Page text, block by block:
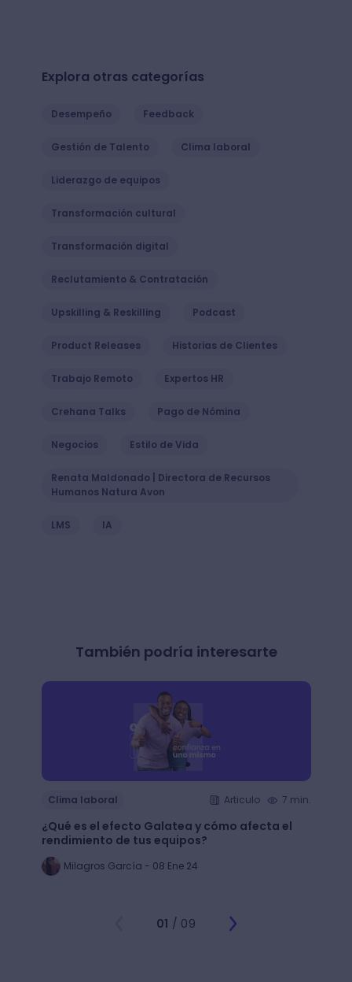
Explora otras categorías
Desempeño Feedback
Gestión de Talento Clima laboral
Liderazgo de equipos
Transformación cultural
Transformación digital
Reclutamiento & Contratación
Upskilling & Reskilling Podcast
Product Releases Historias de Clientes
Trabajo Remoto Expertos HR
Crehana Talks Pago de Nómina
Negocios Estilo de Vida
Renata Maldonado | Directora de Recursos
Humanos Natura Avon
LMS IA
También podría interesarte
Clima laboral Articulo 7 min.
¿Qué es el efecto Galatea y cómo afecta el
rendimiento de tus equipos?
Milagros García - 08 Ene 24
01 / 09